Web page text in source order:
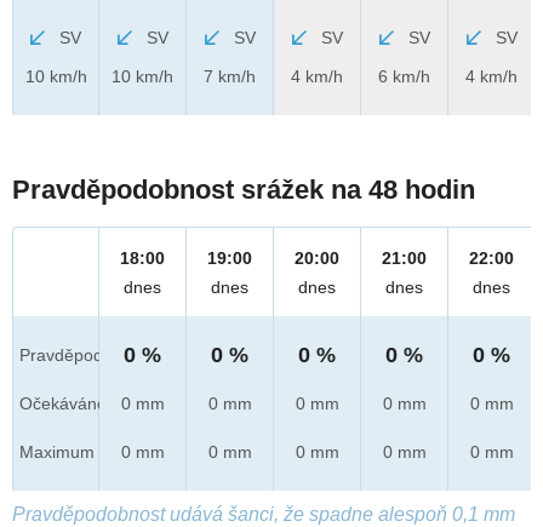
SV
10 km/h
SV
10 km/h
SV
7 km/h
SV
4 km/h
SV
6 km/h
SV
4 km/h
Pravděpodobnost srážek na 48 hodin
Pravděpod.
Očekáváno
Maximum
18:00
dnes
0 %
0 mm
0 mm
19:00
dnes
0 %
0 mm
0 mm
20:00
dnes
0 %
0 mm
0 mm
21:00
dnes
0 %
0 mm
0 mm
22:00
dnes
0 %
0 mm
0 mm
Pravděpodobnost udává šanci, že spadne alespoň 0,1 mm